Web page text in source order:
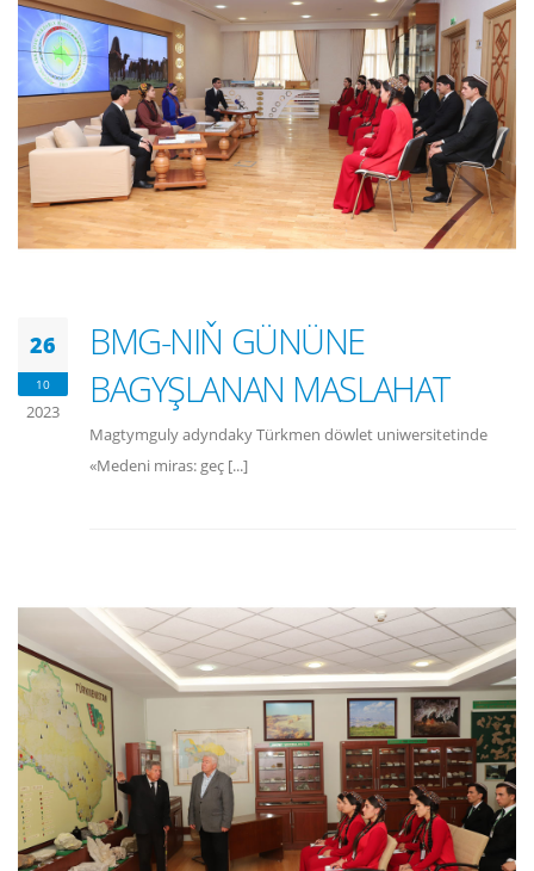
26
10
2023
BMG-NIŇ GÜNÜNE
BAGYŞLANAN MASLAHAT
Magtymguly adyndaky Türkmen döwlet uniwersitetinde
«Medeni miras: geç [...]